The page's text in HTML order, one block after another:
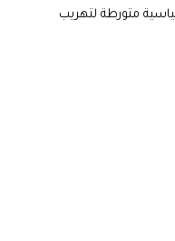
متورطة لتهريب